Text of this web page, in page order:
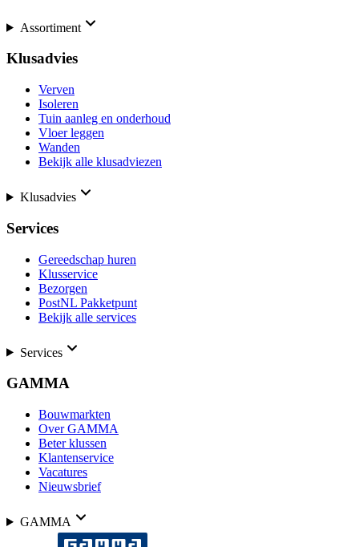
Assortiment
Klusadvies
Verven
Isoleren
Tuin aanleg en onderhoud
Vloer leggen
Wanden
Bekijk alle klusadviezen
Klusadvies
Services
Gereedschap huren
Klusservice
Bezorgen
PostNL Pakketpunt
Bekijk alle services
Services
GAMMA
Bouwmarkten
Over GAMMA
Beter klussen
Klantenservice
Vacatures
Nieuwsbrief
GAMMA